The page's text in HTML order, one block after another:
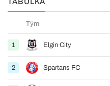
Tým
1 Elgin City
2 Spartans FC